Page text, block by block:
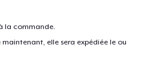
la commande.
elle sera expédiée le ou